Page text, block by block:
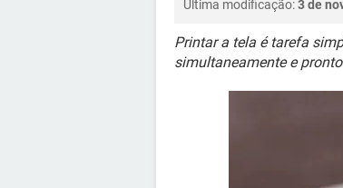
Última modificação:3 de
Printar a tela é tarefa
simultaneamente e pronto